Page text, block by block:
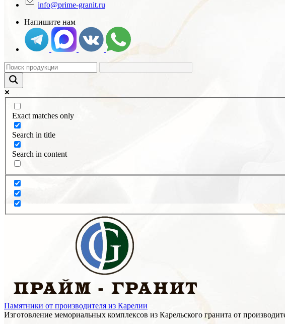
info@prime-granit.ru
Напишите нам
Exact matches only
Search in title
Search in content
Памятники от производителя из Карелии
Изготовление мемориальных комплексов из Карельского гранита от